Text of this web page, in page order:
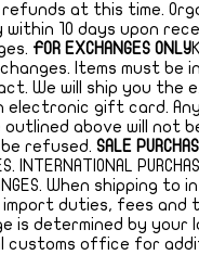
at this time.
10 days upon
FOR EXCHANGES ONLY
Items must be
We will ship you the
electronic gift card.
above will not
refused.SALE
INTERNATIONAL
When
import duties, fees
is determined by your
customs office for